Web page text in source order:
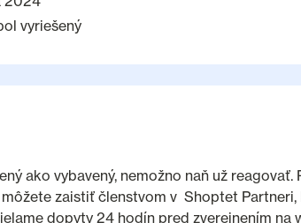
vyriešený
ako vybavený, nemožno naň už reagovať.
zaistiť členstvom v Shoptet Partneri,
dopyty 24 hodín pred zverejnením na